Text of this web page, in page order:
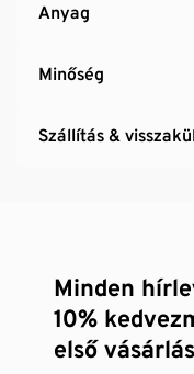
Anyag
Minőség
Szállítás &
Minden
10%
első